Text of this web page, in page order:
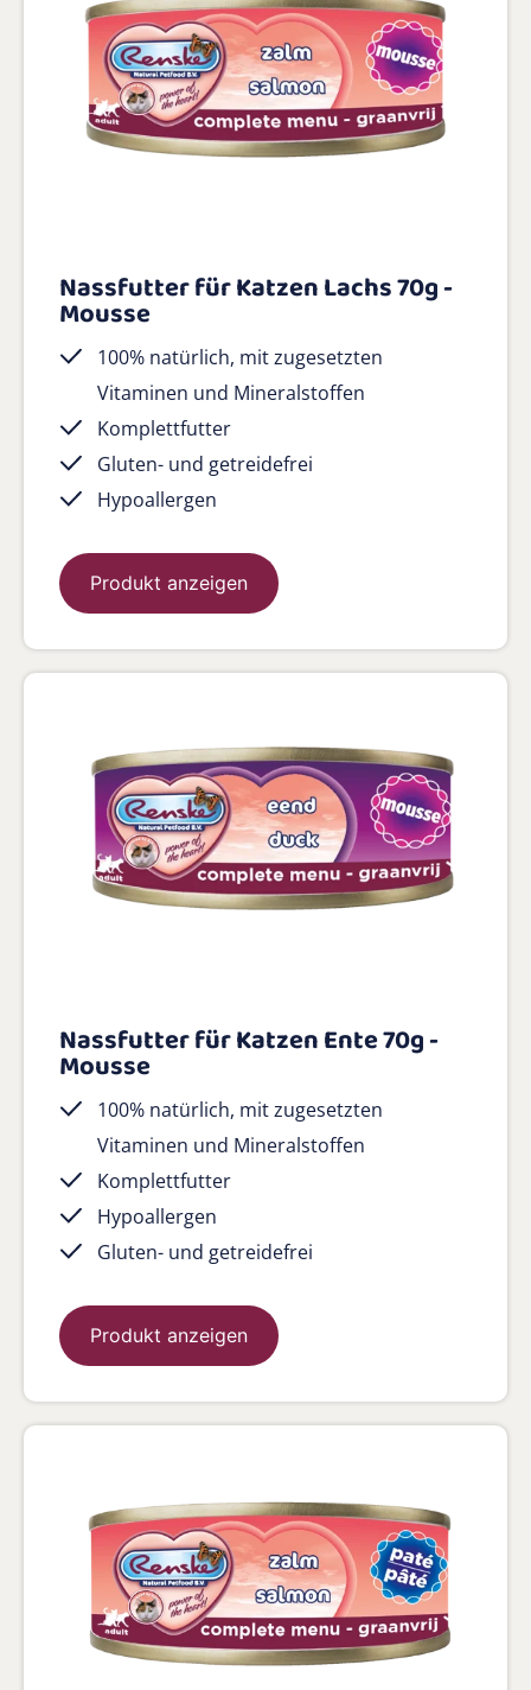
Nassfutter für Katzen Lachs 70g -
Mousse
100% natürlich, mit zugesetzten
Vitaminen und Mineralstoffen
Komplettfutter
Gluten- und getreidefrei
Hypoallergen
Produkt anzeigen
Nassfutter für Katzen Ente 70g -
Mousse
100% natürlich, mit zugesetzten
Vitaminen und Mineralstoffen
Komplettfutter
Hypoallergen
Gluten- und getreidefrei
Produkt anzeigen